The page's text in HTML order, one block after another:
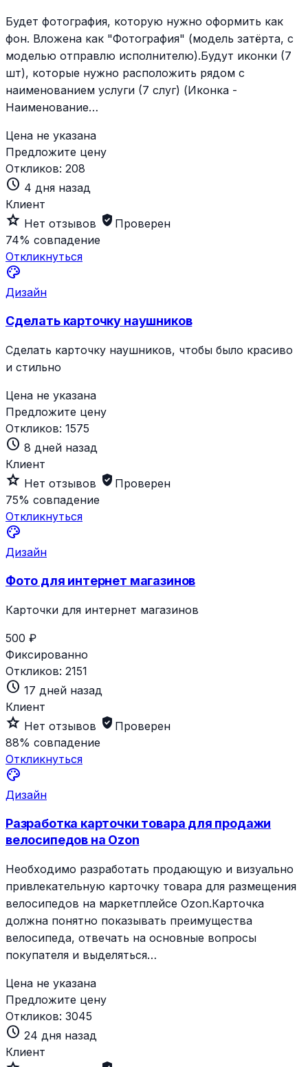
Будет фотография, которую нужно оформить как
фон. Вложена как "Фотография" (модель затёрта, с
моделью отправлю исполнителю).Будут иконки (7
шт), которые нужно расположить рядом с
наименованием услуги (7 слуг) (Иконка -
Наименование…
Цена не указана
Предложите цену
Откликов: 208
schedule 4 дня назад
Клиент
star_outline Нет отзывов verified_user Проверен
74% совпадение
Откликнуться
palette
Дизайн
Сделать карточку наушников
Сделать карточку наушников, чтобы было красиво
и стильно
Цена не указана
Предложите цену
Откликов: 1575
schedule 8 дней назад
Клиент
star_outline Нет отзывов verified_user Проверен
75% совпадение
Откликнуться
palette
Дизайн
Фото для интернет магазинов
Карточки для интернет магазинов
500 ₽
Фиксированно
Откликов: 2151
schedule 17 дней назад
Клиент
star_outline Нет отзывов verified_user Проверен
88% совпадение
Откликнуться
palette
Дизайн
Разработка карточки товара для продажи
велосипедов на Ozon
Необходимо разработать продающую и визуально
привлекательную карточку товара для размещения
велосипедов на маркетплейсе Ozon.Карточка
должна понятно показывать преимущества
велосипеда, отвечать на основные вопросы
покупателя и выделяться…
Цена не указана
Предложите цену
Откликов: 3045
schedule 24 дня назад
Клиент